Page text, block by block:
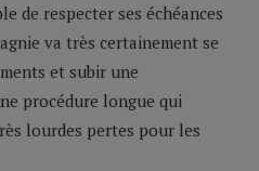
de respecter ses échéances
va très certainement se
et subir une
procédure longue qui
lourdes pertes pour les